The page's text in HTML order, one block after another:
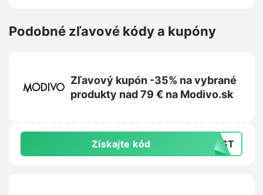
Podobné zľavové kódy a kupóny
Zľavový kupón -35% na vybrané
produkty nad 79 € na Modivo.sk
Získajte kód LAST